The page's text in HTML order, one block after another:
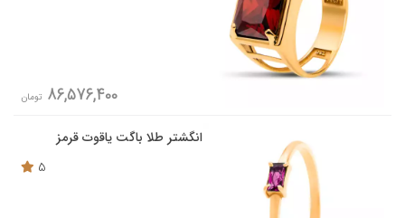
86,576,400 تومان
انگشتر طلا باگت یاقوت قرمز
5